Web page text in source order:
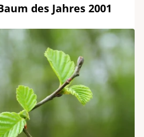
des Jahres 2001